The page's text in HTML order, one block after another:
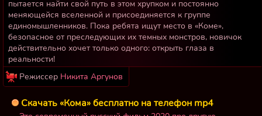
пытается найти свой путь в этом хрупком и постоянно
меняющейся вселенной и присоединяется к группе
единомышленников. Пока ребята ищут место в «Коме»,
безопасное от преследующих их темных монстров, новичок
действительно хочет только одного: открыть глаза в
реальности!
Режиссер Никита Аргунов
Скачать «Кома» бесплатно на телефон mp4